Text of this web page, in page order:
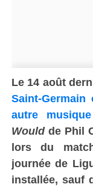
Le 14 août
Saint-
autre musique
Would de Phil
lors du
journée de
installée, sauf